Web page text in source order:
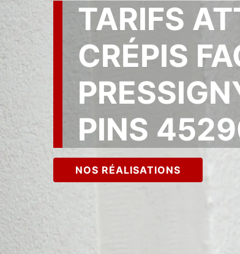
TARIFS
CRÉPIS
PINS
NOS RÉALISATIONS